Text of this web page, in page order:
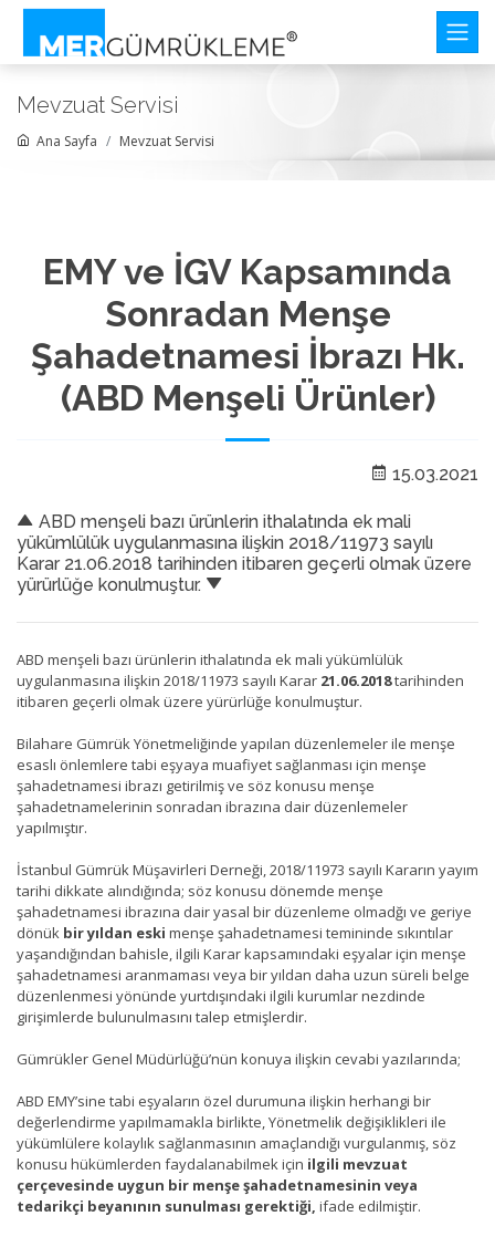
Mevzuat Servisi
Ana Sayfa Mevzuat Servisi
EMY ve İGV Kapsamında
Sonradan Menşe
Şahadetnamesi İbrazı Hk.
(ABD Menşeli Ürünler)
15.03.2021
ABD menşeli bazı ürünlerin ithalatında ek mali
yükümlülük uygulanmasına ilişkin 2018/11973 sayılı
Karar 21.06.2018 tarihinden itibaren geçerli olmak üzere
yürürlüğe konulmuştur.
ABD menşeli bazı ürünlerin ithalatında ek mali yükümlülük
uygulanmasına ilişkin 2018/11973 sayılı Karar 21.06.2018tarihinden
itibaren geçerli olmak üzere yürürlüğe konulmuştur.
Bilahare Gümrük Yönetmeliğinde yapılan düzenlemeler ile menşe
esaslı önlemlere tabi eşyaya muafiyet sağlanması için menşe
şahadetnamesi ibrazı getirilmiş ve söz konusu menşe
şahadetnamelerinin sonradan ibrazına dair düzenlemeler
yapılmıştır.
İstanbul Gümrük Müşavirleri Derneği, 2018/11973 sayılı Kararın yayım
tarihi dikkate alındığında; söz konusu dönemde menşe
şahadetnamesi ibrazına dair yasal bir düzenleme olmadğı ve geriye
dönük bir yıldan eski menşe şahadetnamesi temininde sıkıntılar
yaşandığından bahisle, ilgili Karar kapsamındaki eşyalar için menşe
şahadetnamesi aranmaması veya bir yıldan daha uzun süreli belge
düzenlenmesi yönünde yurtdışındaki ilgili kurumlar nezdinde
girişimlerde bulunulmasını talep etmişlerdir.
Gümrükler Genel Müdürlüğü’nün konuya ilişkin cevabi yazılarında;
ABD EMY’sine tabi eşyaların özel durumuna ilişkin herhangi bir
değerlendirme yapılmamakla birlikte, Yönetmelik değişiklikleri ile
yükümlülere kolaylık sağlanmasının amaçlandığı vurgulanmış, söz
konusu hükümlerden faydalanabilmek için ilgili mevzuat
çerçevesinde uygun bir menşe şahadetnamesinin veya
tedarikçi beyanının sunulması gerektiği, ifade edilmiştir.